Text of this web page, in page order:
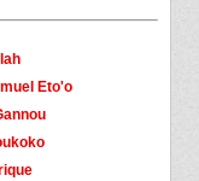
Eto'o